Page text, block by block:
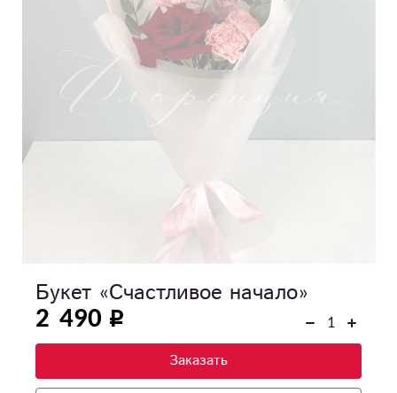
Букет «Счастливое начало»
2 490
Заказать